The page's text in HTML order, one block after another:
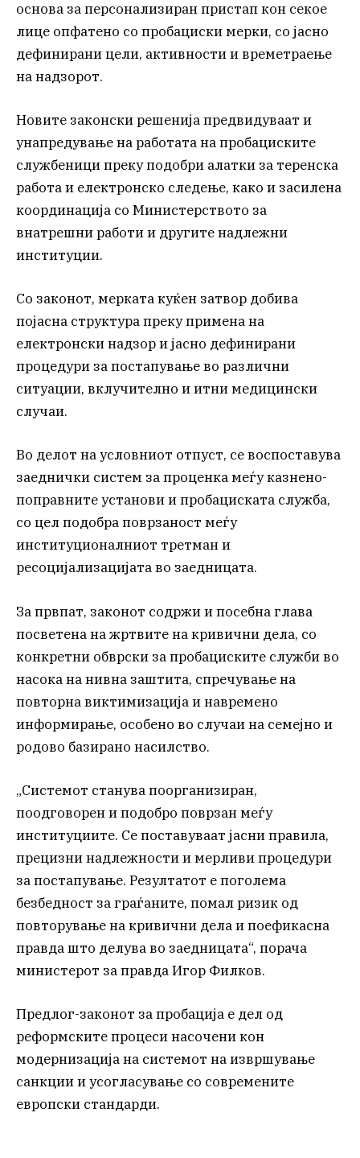
основа за персонализиран пристап кон секое
лице опфатено со пробациски мерки, со јасно
дефинирани цели, активности и времетраење
на надзорот.
Новите законски решенија предвидуваат и
унапредување на работата на пробациските
службеници преку подобри алатки за теренска
работа и електронско следење, како и засилена
координација со Министерството за
внатрешни работи и другите надлежни
институции.
Со законот, мерката куќен затвор добива
појасна структура преку примена на
електронски надзор и јасно дефинирани
процедури за постапување во различни
ситуации, вклучително и итни медицински
случаи.
Во делот на условниот отпуст, се воспоставува
заеднички систем за проценка меѓу казнено-
поправните установи и пробациската служба,
со цел подобра поврзаност меѓу
институционалниот третман и
ресоцијализацијата во заедницата.
За првпат, законот содржи и посебна глава
посветена на жртвите на кривични дела, со
конкретни обврски за пробациските служби во
насока на нивна заштита, спречување на
повторна виктимизација и навремено
информирање, особено во случаи на семејно и
родово базирано насилство.
„Системот станува поорганизиран,
поодговорен и подобро поврзан меѓу
институциите. Се поставуваат јасни правила,
прецизни надлежности и мерливи процедури
за постапување. Резултатот е поголема
безбедност за граѓаните, помал ризик од
повторување на кривични дела и поефикасна
правда што делува во заедницата“, порача
министерот за правда Игор Филков.
Предлог-законот за пробација е дел од
реформските процеси насочени кон
модернизација на системот на извршување
санкции и усогласување со современите
европски стандарди.